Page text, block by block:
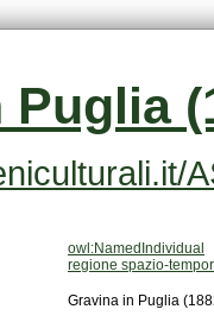
owl:NamedIndividual
regione spazio-
Gravina in Puglia